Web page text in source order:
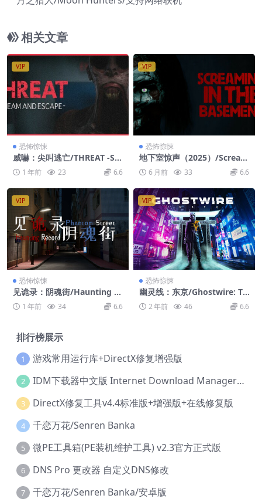
相关文章
VIP
恐怖惊悚
威嚇：尖叫逃亡/THREAT -SC
REAM AND ESCAPE
1 年前 23 6.6
VIP
恐怖惊悚
地下室惊声（2025）/Scream
ing In The Basement (2025)
6 月前 33 6.6
VIP
恐怖惊悚
见诡录：阴魂街/Haunting R
ecord: Phantom Street
1 年前 34 6.6
VIP
恐怖惊悚
幽灵线：东京/Ghostwire: To
kyo2 年前 46 6.6
排行榜展示
1 游戏常用运行库+DirectX修复增强版
2 IDM下载器中文版 Internet Download Manager v6.42.36 IDM
3 DirectX修复工具v4.4标准版+增强版+在线修复版
4 千恋万花/Senren Banka
5 微PE工具箱(PE装机维护工具) v2.3官方正式版
6 DNS Pro 更改器 自定义DNS修改
7 千恋万花/Senren Banka/安卓版